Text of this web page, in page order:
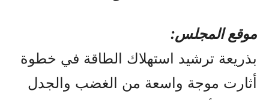
موقع المجلس:
بذريعة ترشيد استهلاك الطاقة في خطوة
أثارت موجة واسعة من الغضب والجدل